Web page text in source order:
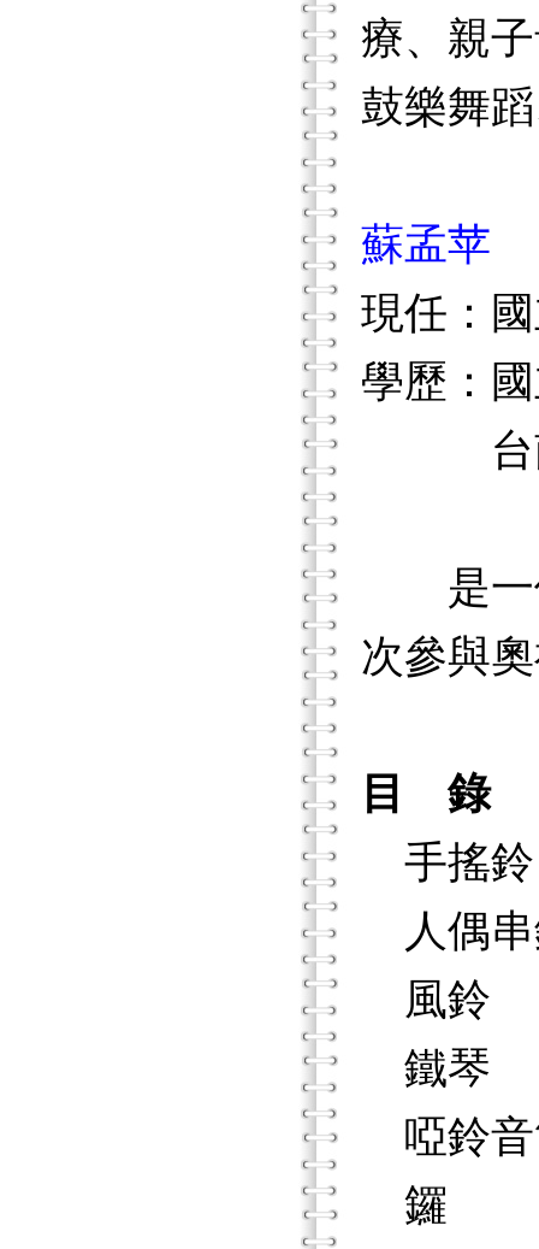
療、親
鼓樂舞
蘇孟苹
現任：
學歷：
台南
是一個
次參與
目 錄
手搖鈴
人偶串
風鈴
鐵琴
啞鈴音
鑼